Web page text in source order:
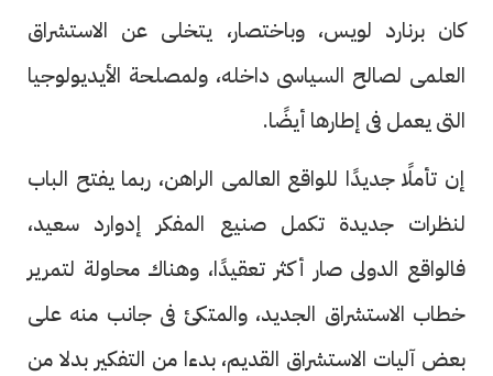
كان برنارد لويس، وباختصار، يتخلى عن الاستشراق
العلمى لصالح السياسى داخله، ولمصلحة الأيديولوجيا
التى يعمل فى إطارها أيضًا.
إن تأملًا جديدًا للواقع العالمى الراهن، ربما يفتح الباب
لنظرات جديدة تكمل صنيع المفكر إدوارد سعيد،
فالواقع الدولى صار أكثر تعقيدًا، وهناك محاولة لتمرير
خطاب الاستشراق الجديد، والمتكئ فى جانب منه على
بعض آليات الاستشراق القديم، بدءا من التفكير بدلا من